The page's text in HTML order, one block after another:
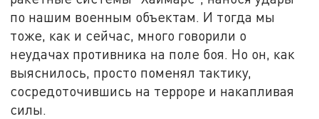
по нашим военным объектам. И тогда мы
тоже, как и сейчас, много говорили о
неудачах противника на поле боя. Но он, как
выяснилось, просто поменял тактику,
сосредоточившись на терроре и накапливая
силы.